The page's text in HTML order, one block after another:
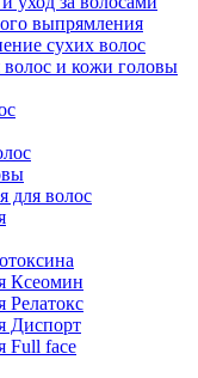
выпрямления
сухих волос
волос и кожи головы
для волос
Ксеомин
Релатокс
Диспорт
Full face